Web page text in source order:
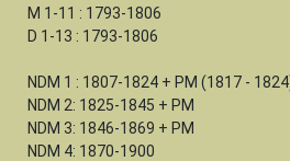
M 1-11 : 1793-1806
D 1-13 : 1793-1806
NDM 1 : 1807-1824 + PM (1817 -
NDM 2: 1825-1845 + PM
NDM 3: 1846-1869 + PM
NDM 4: 1870-1900